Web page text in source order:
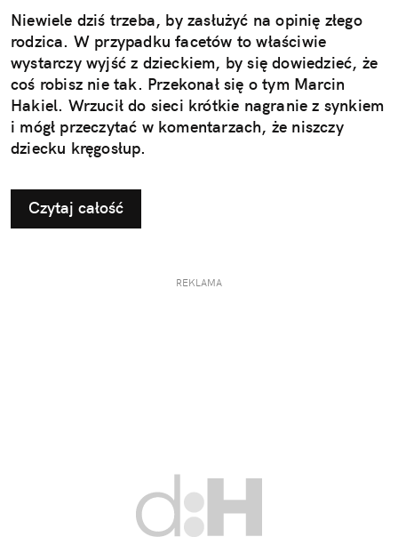
Niewiele dziś trzeba, by zasłużyć na opinię złego
rodzica. W przypadku facetów to właściwie
wystarczy wyjść z dzieckiem, by się dowiedzieć, że
coś robisz nie tak. Przekonał się o tym Marcin
Hakiel. Wrzucił do sieci krótkie nagranie z synkiem
i mógł przeczytać w komentarzach, że niszczy
dziecku kręgosłup.
Czytaj całość
REKLAMA